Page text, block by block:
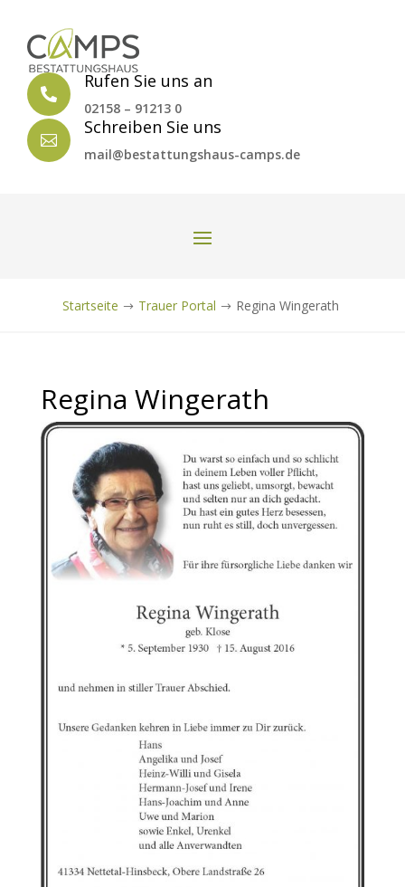

Rufen Sie uns an
02158 – 91213 0

Schreiben Sie uns
mail@bestattungshaus-camps.de
Startseite $ Trauer Portal $ Regina Wingerath
Regina Wingerath